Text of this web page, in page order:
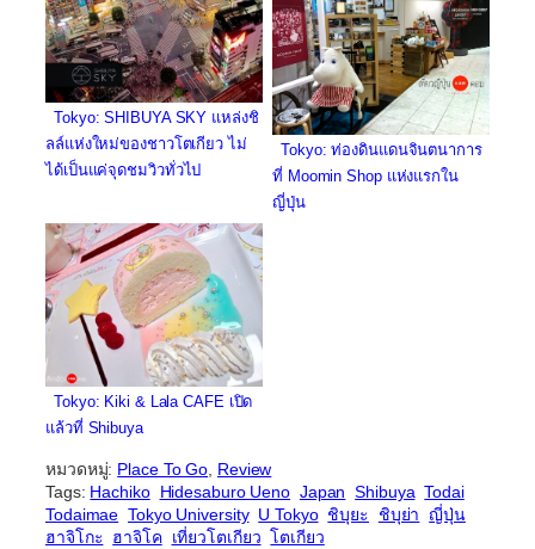
Tokyo: SHIBUYA SKY แหล่งชิ
ลล์แห่งใหม่ของชาวโตเกียว ไม่
ได้เป็นแค่จุดชมวิวทั่วไป
Tokyo: ท่องดินแดนจินตนาการ
ที่ Moomin Shop แห่งแรกใน
ญี่ปุ่น
Tokyo: Kiki & Lala CAFE เปิด
แล้วที่ Shibuya
หมวดหมู่: Place To Go Review
Tags: Hachiko Hidesaburo Ueno Japan Shibuya Todai
Todaimae Tokyo University U Tokyo ชิบุยะ ชิบุย่า ญี่ปุ่น
ฮาจิโกะ ฮาจิโค เที่ยวโตเกียว โตเกียว